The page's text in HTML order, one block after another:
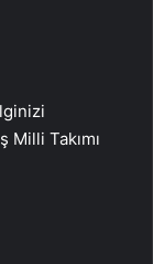
Milli Takımı